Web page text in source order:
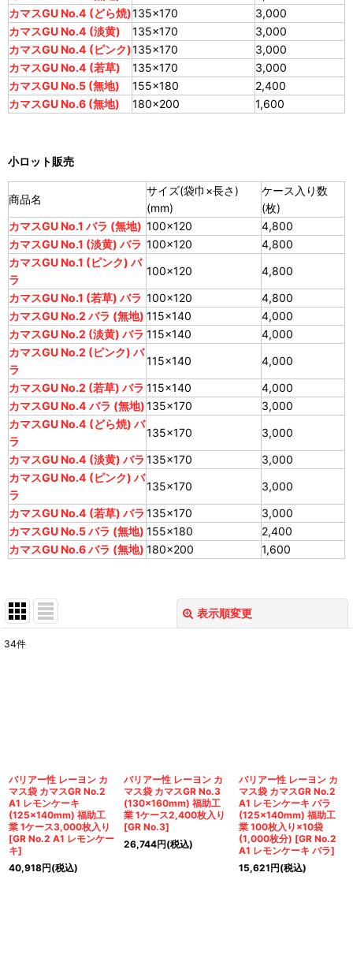
カマスGU No.4 (どら焼)135×170
3,000
カマスGU No.4 (淡黄)
135×170
3,000
カマスGU No.4 (ピンク)135×170
3,000
カマスGU No.4 (若草)
135×170
3,000
カマスGU No.5 (無地)
155×180
2,400
カマスGU No.6 (無地)
180×200 1,600
小ロット販売
商品名
サイズ(袋巾×長さ)
(mm)
ケース入り数
(枚)
カマスGU No.1 バラ (無地) 100×120
4,800
カマスGU No.1 (淡黄) バラ 100×120
4,800
カマスGU No.1 (ピンク) バ
ラ
100×120
4,800
カマスGU No.1 (若草) バラ 100×120
4,800
カマスGU No.2 バラ (無地) 115×140
4,000
カマスGU No.2 (淡黄) バラ 115×140
4,000
カマスGU No.2 (ピンク) バ
ラ
115×140
4,000
カマスGU No.2 (若草) バラ 115×140
4,000
カマスGU No.4 バラ (無地)135×170
3,000
カマスGU No.4 (どら焼) バ
ラ
135×170
3,000
カマスGU No.4 (淡黄) バラ 135×170
3,000
カマスGU No.4 (ピンク) バ
ラ
135×170
3,000
カマスGU No.4 (若草) バラ 135×170
3,000
カマスGU No.5 バラ (無地) 155×180
2,400
カマスGU No.6 バラ (無地) 180×200 1,600
表示順変更
34件
バリアー性 レーヨン カ
マス袋 カマスGR No.2
A1 レモンケーキ
(125×140mm) 福助工
業 1ケース3,000枚入り
[GR No.2 A1 レモンケー
キ]
40,918円(税込)
バリアー性 レーヨン カ
マス袋 カマスGR No.3
(130×160mm) 福助工
業 1ケース2,400枚入り
[GR No.3]
26,744円(税込)
バリアー性 レーヨン カ
マス袋 カマスGR No.2
A1 レモンケーキ バラ
(125×140mm) 福助工
業 100枚入り×10袋
(1,000枚分) [GR No.2
A1 レモンケーキ バラ]
15,621円(税込)